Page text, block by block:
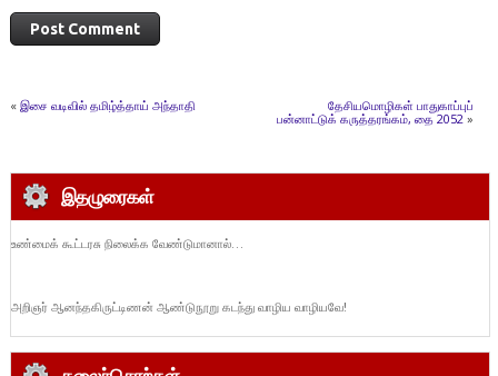
« இசை வடிவில் தமிழ்த்தாய் அந்தாதி
தேசியமொழிகள் பாதுகாப்புப்
பன்னாட்டுக் கருத்தரங்கம், தை 2052 »
இதழுரைகள்
உண்மைக் கூட்டரசு நிலைக்க வேண்டுமானால்…
அறிஞர் ஆனந்தகிருட்டிணன் ஆண்டுநூறு கடந்து வாழிய வாழியவே!